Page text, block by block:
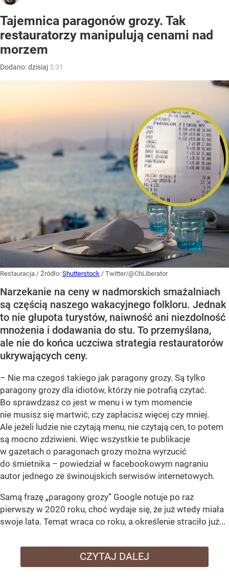
Tajemnica paragonów grozy. Tak
restauratorzy manipulują cenami nad
morzem
Dodano:dzisiaj 5:31
Restauracja / Źródło: Shutterstock / Twitter/@ChLiberator
Narzekanie na ceny w nadmorskich smażalniach
są częścią naszego wakacyjnego folkloru. Jednak
to nie głupota turystów, naiwność ani niezdolność
mnożenia i dodawania do stu. To przemyślana,
ale nie do końca uczciwa strategia restauratorów
ukrywających ceny.
– Nie ma czegoś takiego jak paragony grozy. Są tylko
paragony grozy dla idiotów, którzy nie potrafią czytać.
Bo sprawdzasz co jest w menu i w tym momencie
nie musisz się martwić, czy zapłacisz więcej czy mniej.
Ale jeżeli ludzie nie czytają menu, nie czytają cen, to potem
są mocno zdziwieni. Więc wszystkie te publikacje
w gazetach o paragonach grozy można wyrzucić
do śmietnika – powiedział w facebookowym nagraniu
autor jednego ze świnoujskich serwisów internetowych.
Samą frazę „paragony grozy” Google notuje po raz
pierwszy w 2020 roku, choć wydaje się, że już wtedy miała
swoje lata. Temat wraca co roku, a określenie straciło już...
CZYTAJ DALEJ